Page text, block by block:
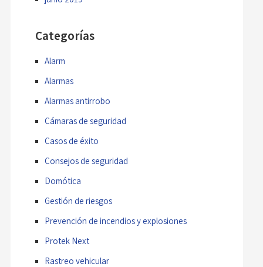
Categorías
Alarm
Alarmas
Alarmas antirrobo
Cámaras de seguridad
Casos de éxito
Consejos de seguridad
Domótica
Gestión de riesgos
Prevención de incendios y explosiones
Protek Next
Rastreo vehicular